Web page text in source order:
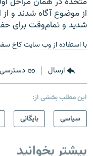
از موضوع آگاه شدند و
شدید و تمام‌وقت برای
با استفاده از وب سایت کاخ سفید٬ سی‌ان‌ان و رادیو
ارسال
این مطلب بخشی از:
سیاسی
بایگانی
بیشتر بخوانید